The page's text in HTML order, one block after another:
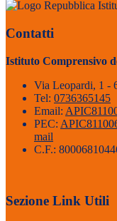
Contatti
Istituto Comprensivo
Via Leopardi, 1 -
Tel: 0736365145
Email:
PEC:
mail
C.F.:
Sezione Link Utili